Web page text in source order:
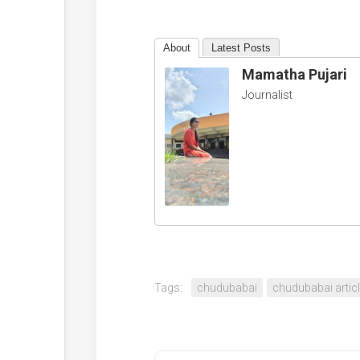
About Latest Posts
Mamatha Pujari
Journalist
Tags: chudubabai chudubabai